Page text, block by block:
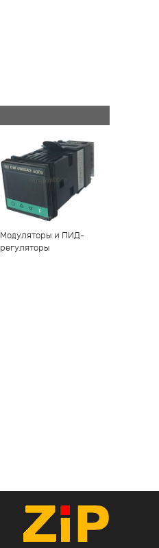
Модуляторы и ПИД-
регуляторы